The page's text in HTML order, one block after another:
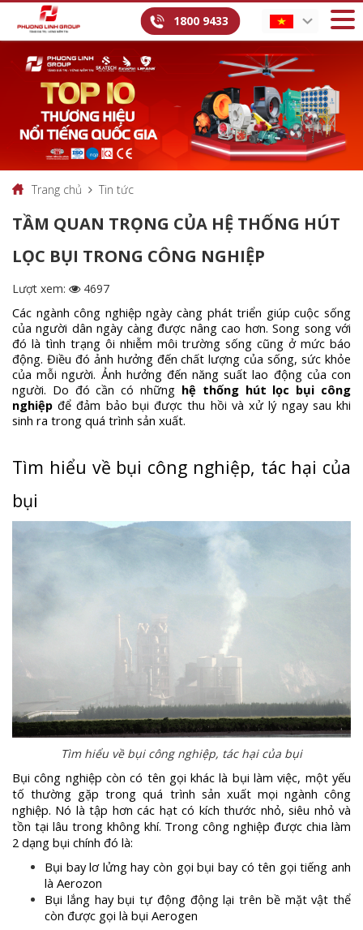
1800 9433
Trang chủ Tin tức
TẦM QUAN TRỌNG CỦA HỆ THỐNG HÚT
LỌC BỤI TRONG CÔNG NGHIỆP
Lượt xem: 4697
Các ngành công nghiệp ngày càng phát triển giúp cuộc sống
của người dân ngày càng được nâng cao hơn. Song song với
đó là tình trạng ôi nhiễm môi trường sống cũng ở mức báo
động. Điều đó ảnh hưởng đến chất lượng của sống, sức khỏe
của mỗi người. Ảnh hưởng đến năng suất lao động của con
người. Do đó cần có những hệ thống hút lọc bụi công
nghiệp để đảm bảo bụi được thu hồi và xử lý ngay sau khi
sinh ra trong quá trình sản xuất.
Tìm hiểu về bụi công nghiệp, tác hại của
bụi
Tìm hiểu về bụi công nghiệp, tác hại của bụi
Bụi công nghiệp còn có tên gọi khác là bụi làm việc, một yếu
tố thường gặp trong quá trình sản xuất mọi ngành công
nghiệp. Nó là tập hơn các hạt có kích thước nhỏ, siêu nhỏ và
tồn tại lâu trong không khí. Trong công nghiệp được chia làm
2 dạng bụi chính đó là:
Bụi bay lơ lửng hay còn gọi bụi bay có tên gọi tiếng anh
là Aerozon
Bụi lắng hay bụi tự động động lại trên bề mặt vật thể
còn được gọi là bụi Aerogen